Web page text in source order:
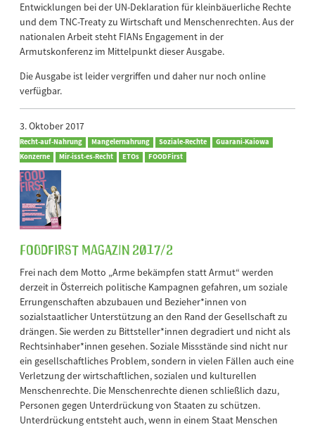
Entwicklungen bei der UN-Deklaration für kleinbäuerliche Rechte
und dem TNC-Treaty zu Wirtschaft und Menschenrechten. Aus der
nationalen Arbeit steht FIANs Engagement in der
Armutskonferenz im Mittelpunkt dieser Ausgabe.
Die Ausgabe ist leider vergriffen und daher nur noch online
verfügbar.
3. Oktober 2017
Recht-auf-Nahrung Mangelernahrung Soziale-Rechte
Guarani-Kaiowa
Konzerne
Mir-isst-es-Recht ETOs FOODFirst
FOODFirst Magazin 2017/2
Frei nach dem Motto „Arme bekämpfen statt Armut“ werden
derzeit in Österreich politische Kampagnen gefahren, um soziale
Errungenschaften abzubauen und Bezieher*innen von
sozialstaatlicher Unterstützung an den Rand der Gesellschaft zu
drängen. Sie werden zu Bittsteller*innen degradiert und nicht als
Rechtsinhaber*innen gesehen. Soziale Missstände sind nicht nur
ein gesellschaftliches Problem, sondern in vielen Fällen auch eine
Verletzung der wirtschaftlichen, sozialen und kulturellen
Menschenrechte. Die Menschenrechte dienen schließlich dazu,
Personen gegen Unterdrückung von Staaten zu schützen.
Unterdrückung entsteht auch, wenn in einem Staat Menschen